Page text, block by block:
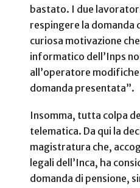
bastato. I due
respingere la domanda
curiosa motivazione
informatico dell’Inps
all’operatore
domanda presentata”.
Insomma, tutta colpa
telematica. Da qui la
magistratura che,
legali dell’Inca, ha
domanda di pensione,